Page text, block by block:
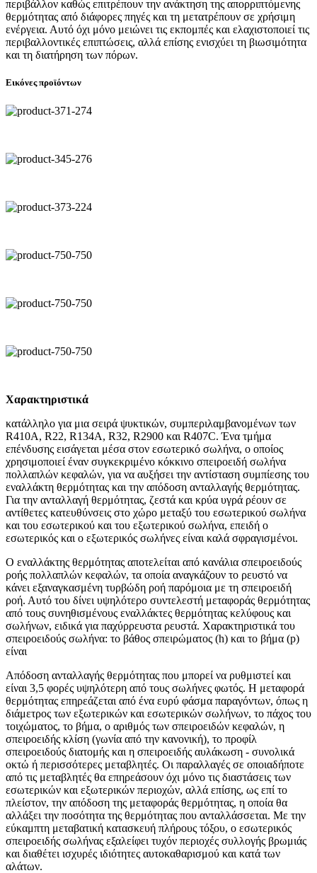
περιβάλλον καθώς επιτρέπουν την ανάκτηση της απορριπτόμενης
θερμότητας από διάφορες πηγές και τη μετατρέπουν σε χρήσιμη
ενέργεια. Αυτό όχι μόνο μειώνει τις εκπομπές και ελαχιστοποιεί τις
περιβαλλοντικές επιπτώσεις, αλλά επίσης ενισχύει τη βιωσιμότητα
και τη διατήρηση των πόρων.
Εικόνες προϊόντων
Χαρακτηριστικά
κατάλληλο για μια σειρά ψυκτικών, συμπεριλαμβανομένων των
R410A, R22, R134A, R32, R2900 και R407C. Ένα τμήμα
επένδυσης εισάγεται μέσα στον εσωτερικό σωλήνα, ο οποίος
χρησιμοποιεί έναν συγκεκριμένο κόκκινο σπειροειδή σωλήνα
πολλαπλών κεφαλών, για να αυξήσει την αντίσταση συμπίεσης του
εναλλάκτη θερμότητας και την απόδοση ανταλλαγής θερμότητας.
Για την ανταλλαγή θερμότητας, ζεστά και κρύα υγρά ρέουν σε
αντίθετες κατευθύνσεις στο χώρο μεταξύ του εσωτερικού σωλήνα
και του εσωτερικού και του εξωτερικού σωλήνα, επειδή ο
εσωτερικός και ο εξωτερικός σωλήνες είναι καλά σφραγισμένοι.
Ο εναλλάκτης θερμότητας αποτελείται από κανάλια σπειροειδούς
ροής πολλαπλών κεφαλών, τα οποία αναγκάζουν το ρευστό να
κάνει εξαναγκασμένη τυρβώδη ροή παρόμοια με τη σπειροειδή
ροή. Αυτό του δίνει υψηλότερο συντελεστή μεταφοράς θερμότητας
από τους συνηθισμένους εναλλάκτες θερμότητας κελύφους και
σωλήνων, ειδικά για παχύρρευστα ρευστά. Χαρακτηριστικά του
σπειροειδούς σωλήνα: το βάθος σπειρώματος (h) και το βήμα (p)
είναι
Απόδοση ανταλλαγής θερμότητας που μπορεί να ρυθμιστεί και
είναι 3,5 φορές υψηλότερη από τους σωλήνες φωτός. Η μεταφορά
θερμότητας επηρεάζεται από ένα ευρύ φάσμα παραγόντων, όπως η
διάμετρος των εξωτερικών και εσωτερικών σωλήνων, το πάχος του
τοιχώματος, το βήμα, ο αριθμός των σπειροειδών κεφαλών, η
σπειροειδής κλίση (γωνία από την κανονική), το προφίλ
σπειροειδούς διατομής και η σπειροειδής αυλάκωση - συνολικά
οκτώ ή περισσότερες μεταβλητές. Οι παραλλαγές σε οποιαδήποτε
από τις μεταβλητές θα επηρεάσουν όχι μόνο τις διαστάσεις των
εσωτερικών και εξωτερικών περιοχών, αλλά επίσης, ως επί το
πλείστον, την απόδοση της μεταφοράς θερμότητας, η οποία θα
αλλάξει την ποσότητα της θερμότητας που ανταλλάσσεται. Με την
εύκαμπτη μεταβατική κατασκευή πλήρους τόξου, ο εσωτερικός
σπειροειδής σωλήνας εξαλείφει τυχόν περιοχές συλλογής βρωμιάς
και διαθέτει ισχυρές ιδιότητες αυτοκαθαρισμού και κατά των
αλάτων.